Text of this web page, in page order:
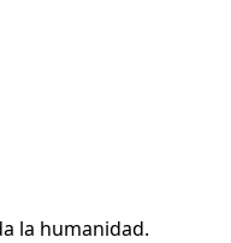
la humanidad.